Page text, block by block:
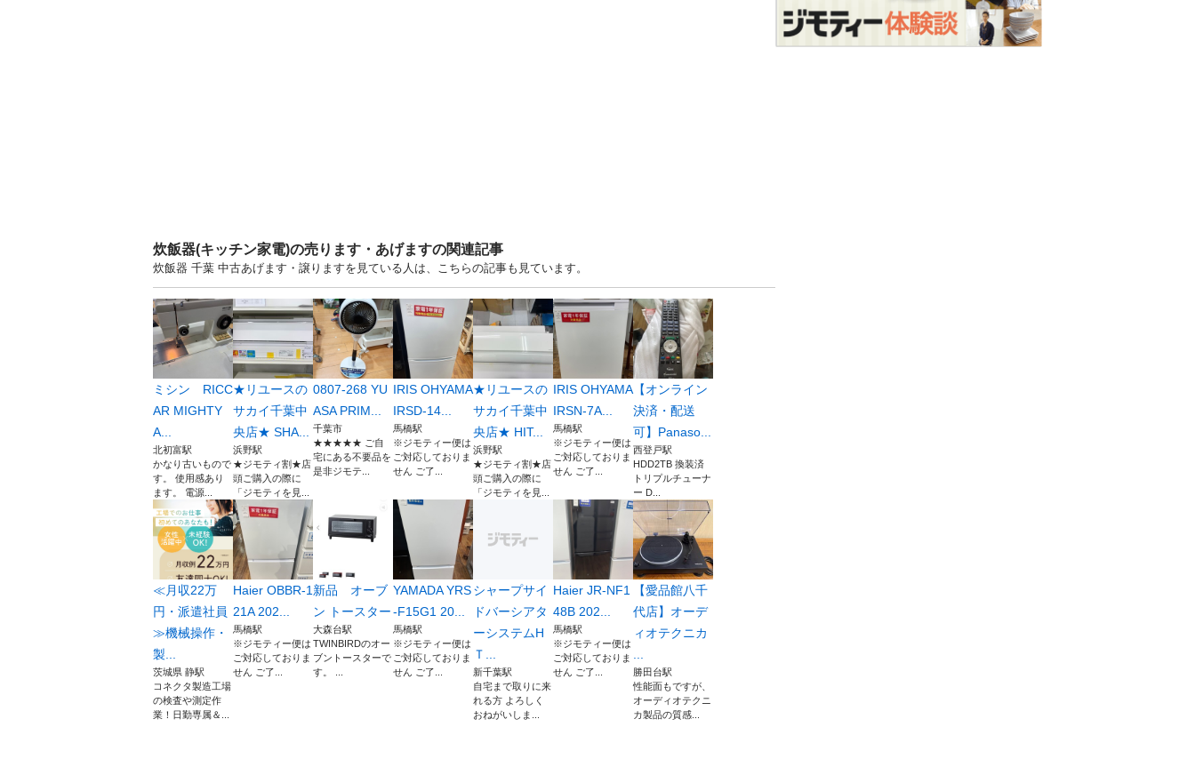
炊飯器(キッチン家電)の売ります・あげますの関連記事
炊飯器 千葉 中古あげます・譲りますを見ている人は、こちらの記事も見ています。
ミシン RICC
AR MIGHTY
A...
北初富駅
かなり古いもので
す。 使用感あり
ます。 電源...
★リユースの
サカイ千葉中
央店★ SHA...
浜野駅
★ジモティ割★店
頭ご購入の際に
「ジモティを見...
0807-268 YU
ASA PRIM...
千葉市
★★★★★ ご自
宅にある不要品を
是非ジモテ...
IRIS OHYAMA
IRSD-14...
馬橋駅
※ジモティー便は
ご対応しておりま
せん ご了...
★リユースの
サカイ千葉中
央店★ HIT...
浜野駅
★ジモティ割★店
頭ご購入の際に
「ジモティを見...
IRIS OHYAMA
IRSN-7A...
馬橋駅
※ジモティー便は
ご対応しておりま
せん ご了...
【オンライン
決済・配送
可】Panaso...
西登戸駅
HDD2TB 換装済
トリプルチューナ
ー D...
≪月収22万
円・派遣社員
≫機械操作・
製...
茨城県 静駅
コネクタ製造工場
の検査や測定作
業！日勤専属＆...
Haier OBBR-1
21A 202...
馬橋駅
※ジモティー便は
ご対応しておりま
せん ご了...
新品 オーブ
ン トースター
大森台駅
TWINBIRDのオー
ブントースターで
す。 ...
YAMADA YRS
-F15G1 20...
馬橋駅
※ジモティー便は
ご対応しておりま
せん ご了...
シャープサイ
ドバーシアタ
ーシステムH
Ｔ...
新千葉駅
自宅まで取りに来
れる方 よろしく
おねがいしま...
Haier JR-NF1
48B 202...
馬橋駅
※ジモティー便は
ご対応しておりま
せん ご了...
【愛品館八千
代店】オーデ
ィオテクニカ
...
勝田台駅
性能面もですが、
オーディオテクニ
カ製品の質感...